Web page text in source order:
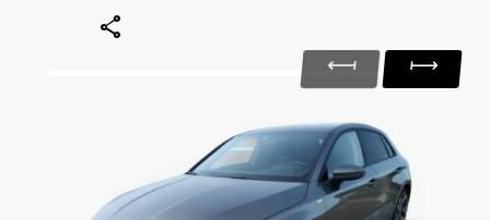
Share